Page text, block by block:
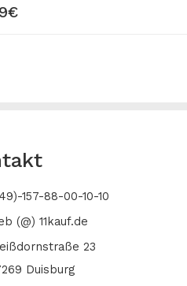
€
157-88-00-10-10
(@) 11kauf.de
23
Duisburg